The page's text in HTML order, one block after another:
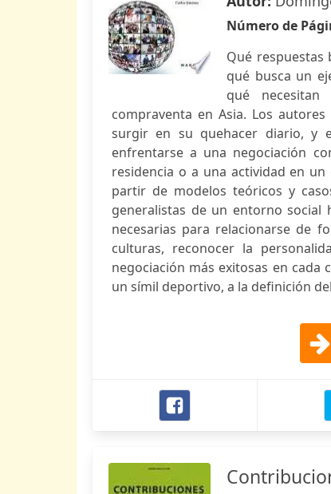
Número de
Qué respuestas
qué busca un
qué
compraventa en Asia. Los
surgir en su quehacer diario, y
enfrentarse a una negociación
residencia o a una actividad en
partir de modelos teóricos y
generalistas de un entorno social
necesarias para relacionarse de
culturas, reconocer la
negociación más exitosas en
un símil deportivo, a la definición